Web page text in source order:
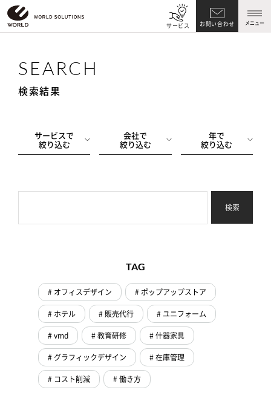
サービス お問い合わせ メニュー
SEARCH
検索結果
サービスで
絞り込む
会社で
絞り込む
年で
絞り込む
検索
TAG
# オフィスデザイン
# ポップアップストア
# ホテル
# 販売代行
# ユニフォーム
# vmd
# 教育研修
# 什器家具
# グラフィックデザイン
# 在庫管理
# コスト削減
# 働き方